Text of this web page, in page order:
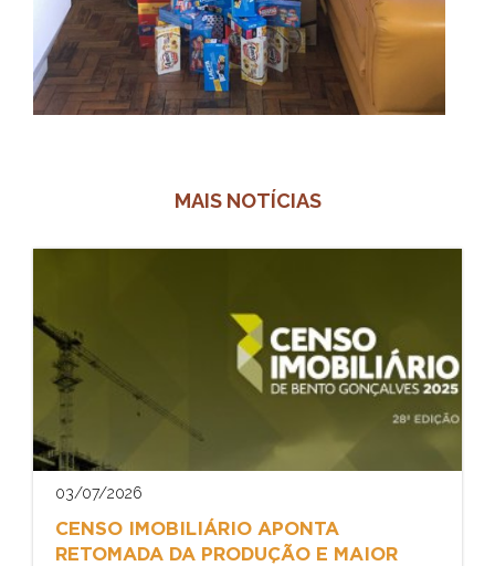
MAIS NOTÍCIAS
03/07/2026
CENSO IMOBILIÁRIO APONTA
RETOMADA DA PRODUÇÃO E MAIOR